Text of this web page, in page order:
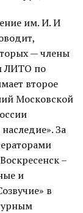
им. И. И
— члены
ЛИТО по
второе
Московской
За
–
и
в